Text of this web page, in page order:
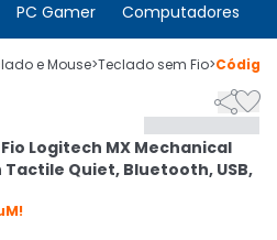
PC Gamer Computadores
SE
e Mouse>Teclado sem Fio>Código

Logitech MX Mechanical
Quiet, Bluetooth, USB,